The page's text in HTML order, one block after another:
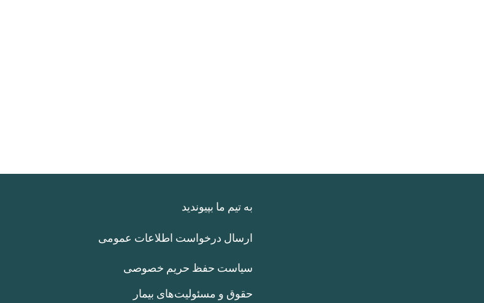
به تیم ما بپیوندید
ارسال درخواست اطلاعات عمومی
سیاست حفظ حریم خصوصی
حقوق و مسئولیت‌های بیمار